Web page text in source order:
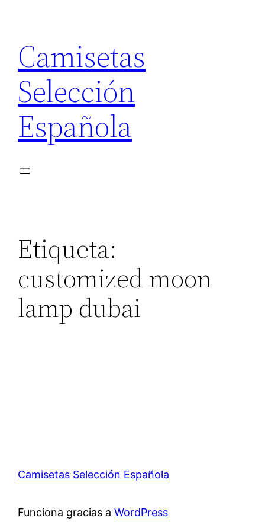
contenido
Camisetas
Selección
Española
Etiqueta:
customized moon
lamp dubai
Camisetas Selección Española
Funciona gracias aWordPress